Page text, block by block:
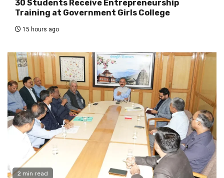
30 Students Receive Entrepreneurship
Training at Government Girls College
15 hours ago
2 min read